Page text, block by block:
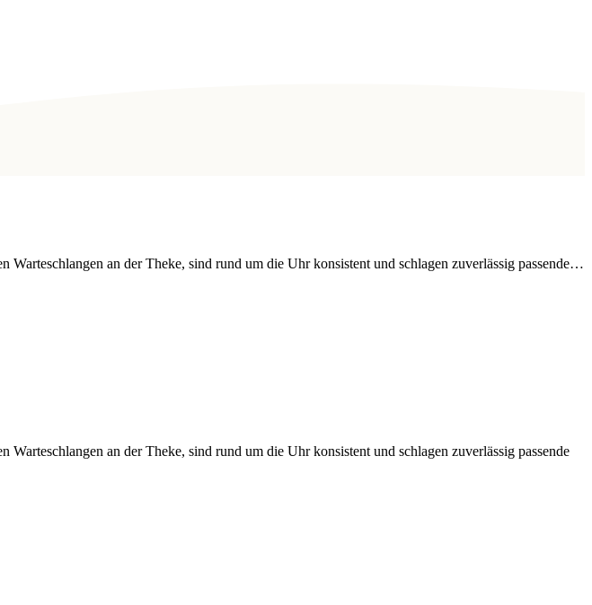
an der Theke, sind rund um die Uhr konsistent und schlagen zuverlässig passende…
an der Theke, sind rund um die Uhr konsistent und schlagen zuverlässig passende